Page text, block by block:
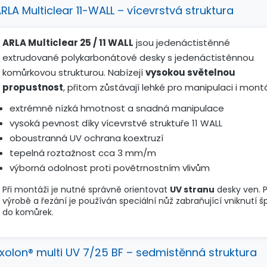
Multiclear 11-WALL – vícevrstvá struktura
ARLA Multiclear 25 / 11 WALL jsou jedenáctistěnné
extrudované polykarbonátové desky s jedenáctistěnnou
komůrkovou strukturou. Nabízejívysokou světelnou
propustnost, přitom zůstávají lehké pro manipulaci i
extrémně nízká hmotnost a snadná manipulace
vysoká pevnost díky vícevrstvé struktuře 11 WALL
oboustranná UV ochrana koextruzí
tepelná roztažnost cca 3 mm/m
výborná odolnost proti povětrnostním vlivům
Při montáži je nutné správně orientovat UV stranu desky ven.
výrobě a řezání je používán speciální nůž zabraňující vniknutí
do komůrek.
multi UV 7/25 BF – sedmistěnná struktura